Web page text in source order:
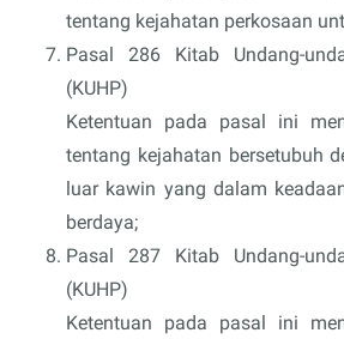
tentang kejahatan perkosaan
Pasal 286 Kitab Undang-
(KUHP)
Ketentuan pada pasal ini
tentang kejahatan bersetubuh
luar kawin yang dalam
berdaya;
Pasal 287 Kitab Undang-
(KUHP)
Ketentuan pada pasal ini